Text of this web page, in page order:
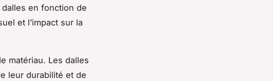
en fonction de
et l’impact sur la
matériau. Les dalles
leur durabilité et de